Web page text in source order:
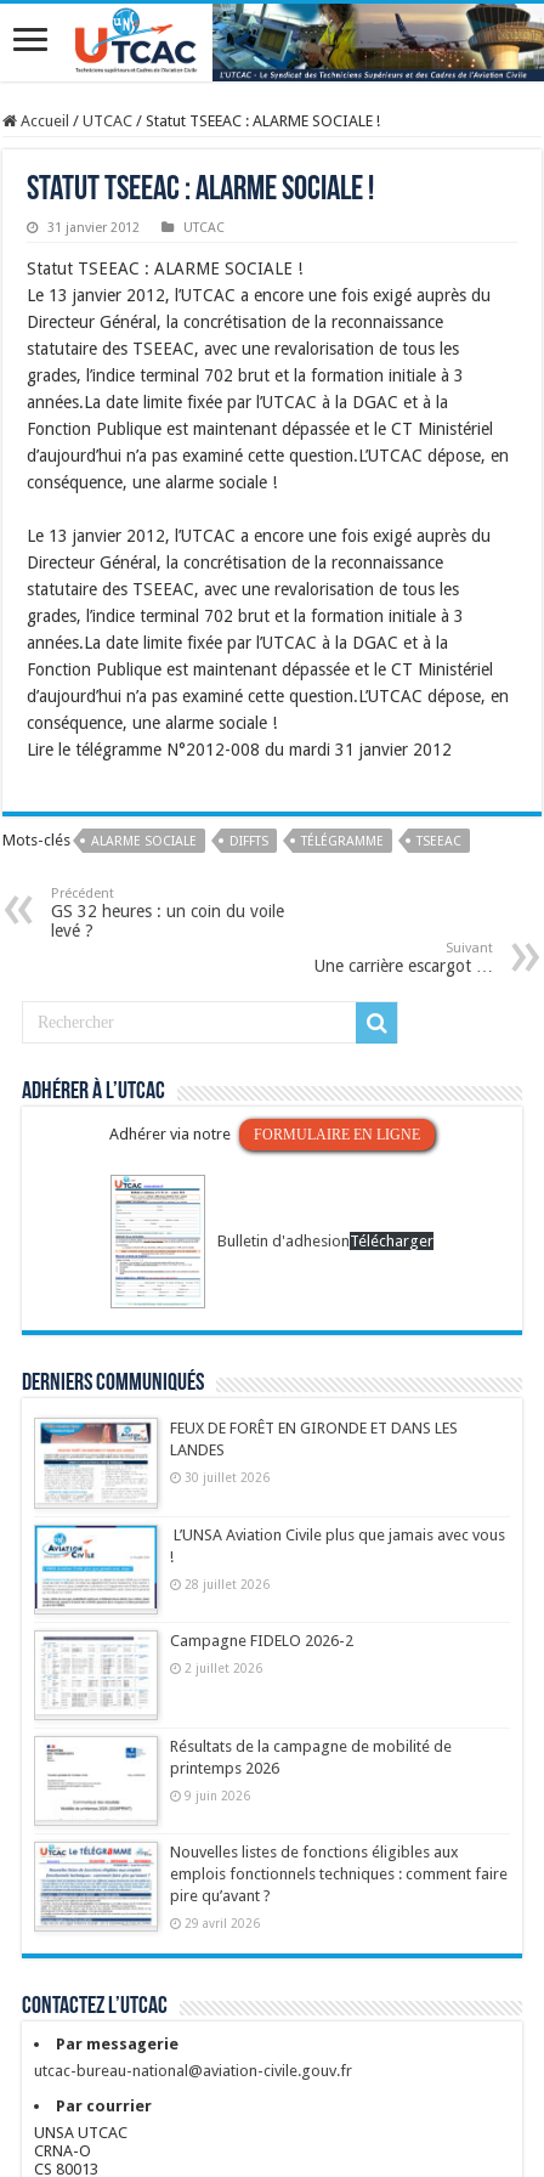
Accueil / UTCAC / Statut TSEEAC : ALARME SOCIALE !
Statut TSEEAC : ALARME SOCIALE !
31 janvier 2012 UTCAC
Statut TSEEAC : ALARME SOCIALE !
Le 13 janvier 2012, l’UTCAC a encore une fois exigé auprès du
Directeur Général, la concrétisation de la reconnaissance
statutaire des TSEEAC, avec une revalorisation de tous les
grades, l’indice terminal 702 brut et la formation initiale à 3
années.La date limite fixée par l’UTCAC à la DGAC et à la
Fonction Publique est maintenant dépassée et le CT Ministériel
d’aujourd’hui n’a pas examiné cette question.L’UTCAC dépose, en
conséquence, une alarme sociale !
Le 13 janvier 2012, l’UTCAC a encore une fois exigé auprès du
Directeur Général, la concrétisation de la reconnaissance
statutaire des TSEEAC, avec une revalorisation de tous les
grades, l’indice terminal 702 brut et la formation initiale à 3
années.La date limite fixée par l’UTCAC à la DGAC et à la
Fonction Publique est maintenant dépassée et le CT Ministériel
d’aujourd’hui n’a pas examiné cette question.L’UTCAC dépose, en
conséquence, une alarme sociale !
Lire le télégramme N°2012-008 du mardi 31 janvier 2012
Mots-clés ALARME SOCIALE DIFFTS TÉLÉGRAMME TSEEAC
Précédent
GS 32 heures : un coin du voile
levé ?
Suivant
Une carrière escargot …
Adhérer à l’UTCAC
Adhérer via notre FORMULAIRE EN LIGNE
Bulletin d'adhesionTélécharger
Derniers communiqués
FEUX DE FORÊT EN GIRONDE ET DANS LES
LANDES
30 juillet 2026
L’UNSA Aviation Civile plus que jamais avec vous
!
28 juillet 2026
Campagne FIDELO 2026-2
2 juillet 2026
Résultats de la campagne de mobilité de
printemps 2026
9 juin 2026
Nouvelles listes de fonctions éligibles aux
emplois fonctionnels techniques : comment faire
pire qu’avant ?
29 avril 2026
Contactez l’UTCAC
Par messagerie
utcac-bureau-national@aviation-civile.gouv.fr
Par courrier
UNSA UTCAC
CRNA-O
CS 80013